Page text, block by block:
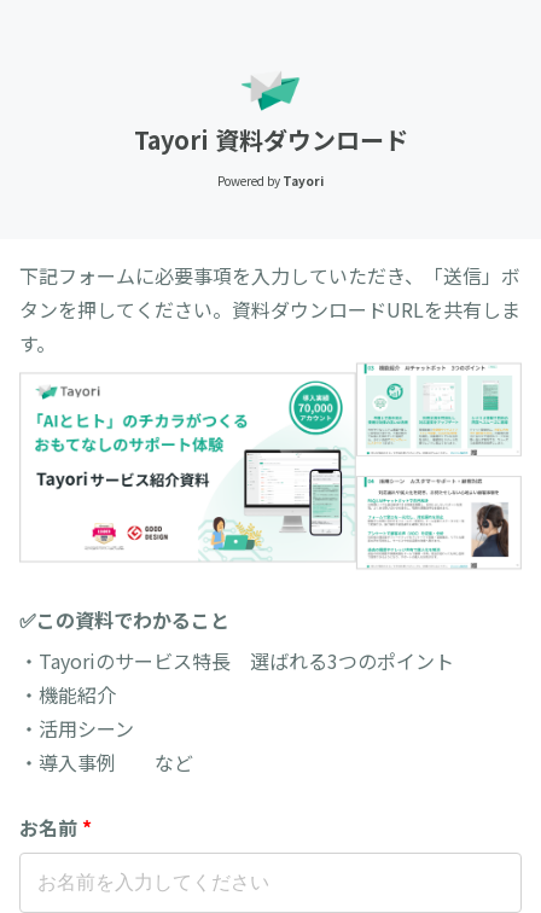
Tayori 資料ダウンロード
Powered by Tayori
下記フォームに必要事項を入力していただき、「送信」ボ
タンを押してください。資料ダウンロードURLを共有しま
す。
✅この資料でわかること
・Tayoriのサービス特長 選ばれる3つのポイント
・機能紹介
・活用シーン
・導入事例 など
お名前 *